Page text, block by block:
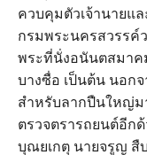
ควบคุมตัวเจ้านายแ
กรมพระนครสวรรค์
พระที่นั่งอนันตสมาค
บางซื่อ เป็นต้น นอก
สำหรับลากปืนใหญ่ม
ตรวจตรารถยนต์อีก
บุณยเกตุ นายจรูญ สื